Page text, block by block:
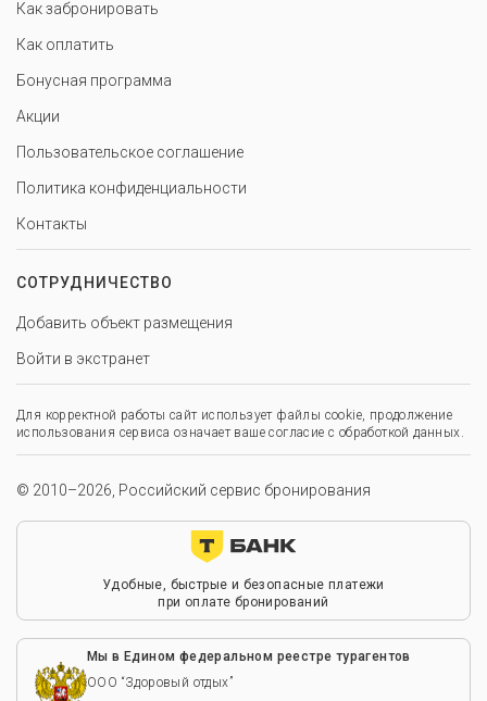
Как забронировать
Как оплатить
Бонусная программа
Акции
Пользовательское соглашение
Политика конфиденциальности
Контакты
СОТРУДНИЧЕСТВО
Добавить объект размещения
Войти в экстранет
Для корректной работы сайт использует файлы cookie, продолжение
использования сервиса означает ваше согласие с обработкой данных.
© 2010–2026, Российский сервис бронирования
Удобные, быстрые и безопасные платежи
при оплате бронирований
Мы в Едином федеральном реестре турагентов
ООО “Здоровый отдых”